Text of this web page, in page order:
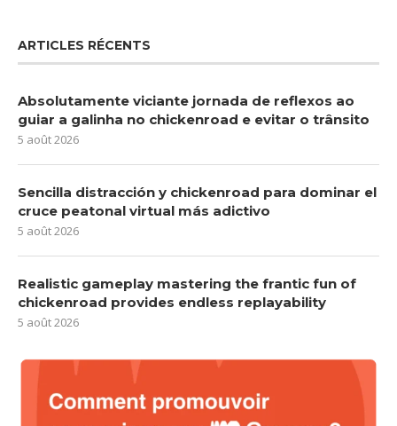
ARTICLES RÉCENTS
Absolutamente viciante jornada de reflexos ao
guiar a galinha no chickenroad e evitar o trânsito
5 août 2026
Sencilla distracción y chickenroad para dominar el
cruce peatonal virtual más adictivo
5 août 2026
Realistic gameplay mastering the frantic fun of
chickenroad provides endless replayability
5 août 2026